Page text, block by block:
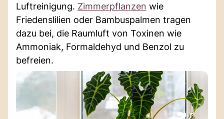
Luftreinigung. Zimmerpflanzen wie
Friedenslilien oder Bambuspalmen tragen
dazu bei, die Raumluft von Toxinen wie
Ammoniak, Formaldehyd und Benzol zu
befreien.